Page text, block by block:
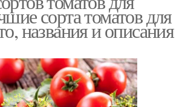
сорта томатов для
названия и описания